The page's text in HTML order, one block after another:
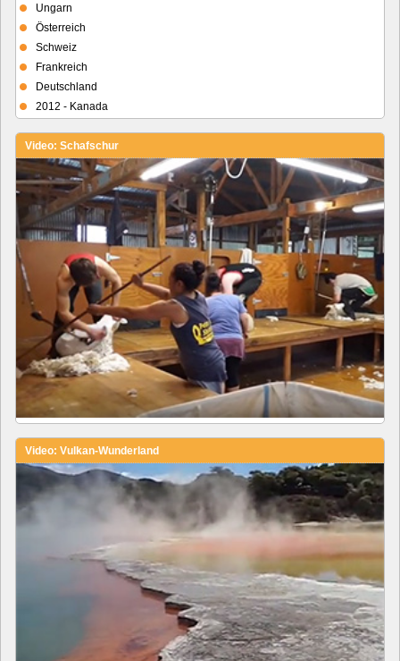
Ungarn
Österreich
Schweiz
Frankreich
Deutschland
2012 - Kanada
Video: Schafschur
Video: Vulkan-Wunderland